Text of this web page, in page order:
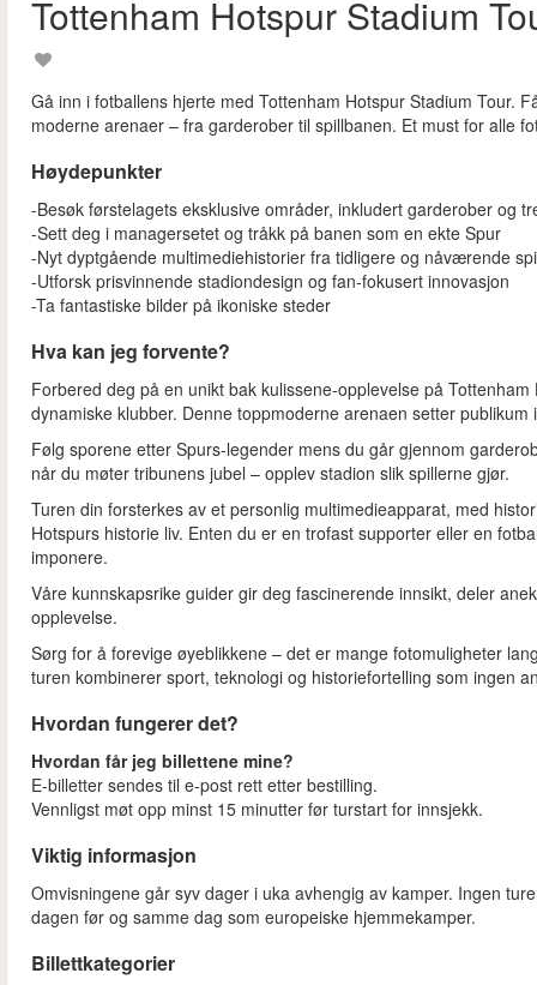
Tottenham Hotspur Stadium
Gå inn i fotballens hjerte med Tottenham Hotspur Stadium Tour.
moderne arenaer – fra garderober til spillbanen. Et must for alle
Høydepunkter
-Besøk førstelagets eksklusive områder, inkludert garderober og
-Sett deg i managersetet og tråkk på banen som en ekte Spur
-Nyt dyptgående multimediehistorier fra tidligere og nåværende
-Utforsk prisvinnende stadiondesign og fan‑fokusert innovasjon
-Ta fantastiske bilder på ikoniske steder
Hva kan jeg forvente?
Forbered deg på en unikt bak kulissene-opplevelse på
dynamiske klubber. Denne toppmoderne arenaen setter publikum
Følg sporene etter Spurs-legender mens du går gjennom
når du møter tribunens jubel – opplev stadion slik spillerne gjør.
Turen din forsterkes av et personlig multimedie­apparat, med
Hotspurs historie liv. Enten du er en trofast supporter eller en
imponere.
Våre kunnskapsrike guider gir deg fascinerende innsikt, deler
opplevelse.
Sørg for å forevige øyeblikkene – det er mange fotomuligheter
turen kombinerer sport, teknologi og historiefortelling som ingen
Hvordan fungerer det?
Hvordan får jeg billettene mine?
E‑billetter sendes til e‑post rett etter bestilling.
Vennligst møt opp minst 15 minutter før turstart for innsjekk.
Viktig informasjon
Omvisningene går syv dager i uka avhengig av kamper. Ingen
dagen før og samme dag som europeiske hjemmekamper.
Billettkategorier